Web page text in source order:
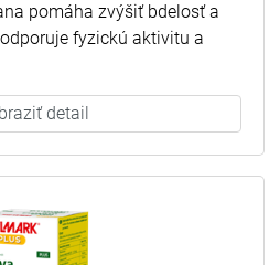
pomáha zvýšiť bdelosť a
fyzickú aktivitu a
detail